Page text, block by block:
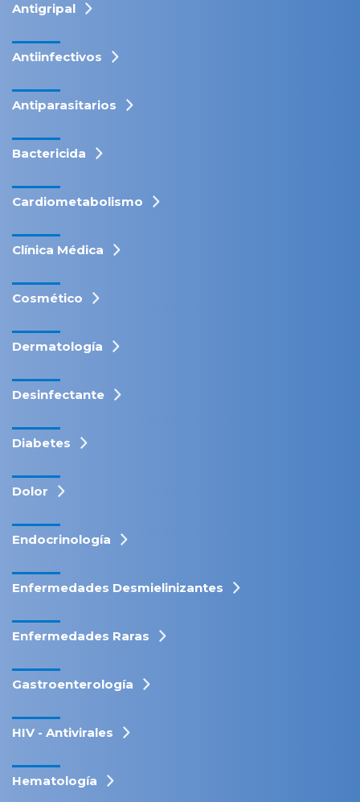
Antigripal
Antiinfectivos
Antiparasitarios
Bactericida
Cardiometabolismo
Clínica Médica
Cosmético
Dermatología
Desinfectante
Diabetes
Dolor
Endocrinología
Enfermedades Desmielinizantes
Enfermedades Raras
Gastroenterología
HIV - Antivirales
Hematología